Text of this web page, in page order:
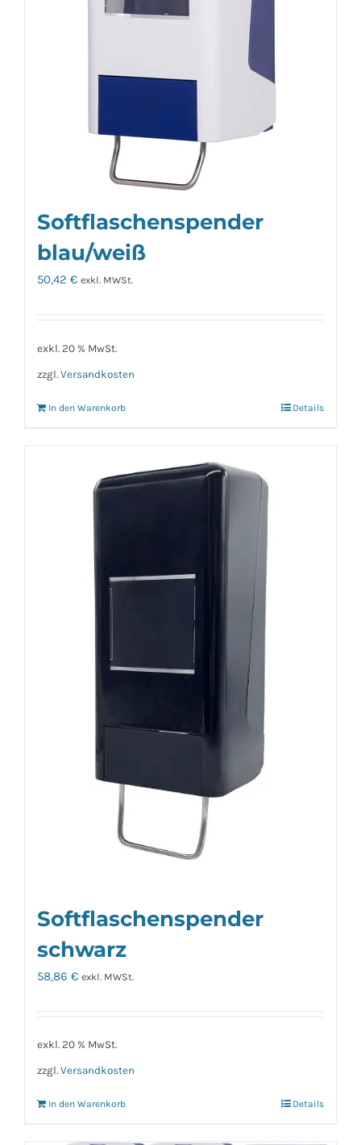
Softflaschenspender
blau/weiß
50,42 € exkl. MWSt.
exkl. 20 % MwSt.
zzgl. Versandkosten
In den Warenkorb Details
Softflaschenspender
schwarz
58,86 € exkl. MWSt.
exkl. 20 % MwSt.
zzgl. Versandkosten
In den Warenkorb Details